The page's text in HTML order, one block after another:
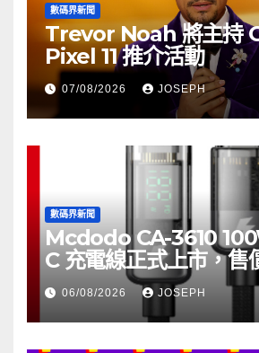
數碼界新聞
Trevor Noah 將主持
Pixel 11 推介活動
07/08/2026 JOSEPH
數碼界新聞
Mcdodo CA-3610
C 充電線正式上市，售
06/08/2026 JOSEPH